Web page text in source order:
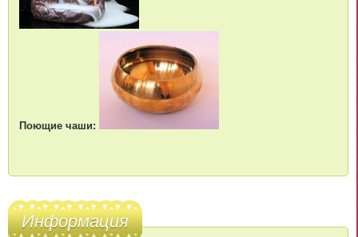
Поющие чаши:
Информация